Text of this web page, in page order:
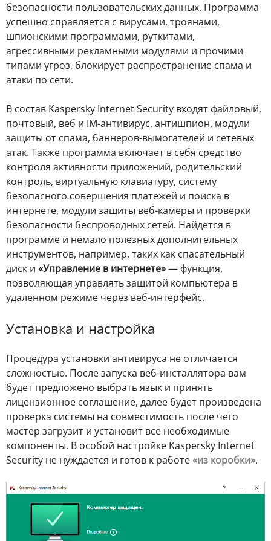
безопасности пользовательских данных. Программа
успешно справляется с вирусами, троянами,
шпионскими программами, руткитами,
агрессивными рекламными модулями и прочими
типами угроз, блокирует распространение спама и
атаки по сети.
В состав Kaspersky Internet Security входят файловый,
почтовый, веб и IM-антивирус, антишпион, модули
защиты от спама, баннеров-вымогателей и сетевых
атак. Также программа включает в себя средство
контроля активности приложений, родительский
контроль, виртуальную клавиатуру, систему
безопасного совершения платежей и поиска в
интернете, модули защиты веб-камеры и проверки
безопасности беспроводных сетей. Найдется в
программе и немало полезных дополнительных
инструментов, например, таких как спасательный
диск и «Управление в интернете»— функция,
позволяющая управлять защитой компьютера в
удаленном режиме через веб-интерфейс.
Установка и настройка
Процедура установки антивируса не отличается
сложностью. После запуска веб-инсталлятора вам
будет предложено выбрать язык и принять
лицензионное соглашение, далее будет произведена
проверка системы на совместимость после чего
мастер загрузит и установит все необходимые
компоненты. В особой настройке Kaspersky Internet
Security не нуждается и готов к работе«из коробки».